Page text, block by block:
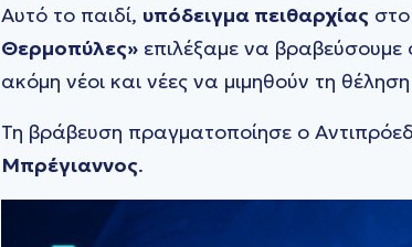
Αυτό το παιδί, υπόδειγμα πειθαρχίας
Θερμοπύλες» επιλέξαμε να
ακόμη νέοι και νέες να μιμηθούν τη
Τη βράβευση πραγματοποίησε ο
Μπρέγιαννος.